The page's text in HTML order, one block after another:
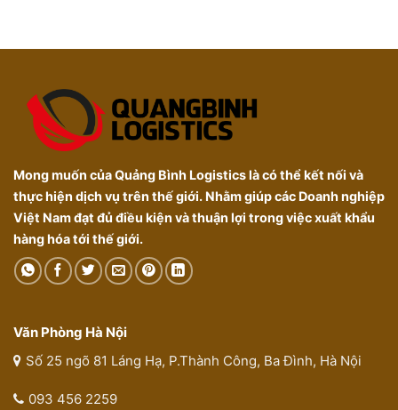
Mong muốn của Quảng Bình Logistics là có thể kết nối và
thực hiện dịch vụ trên thế giới. Nhằm giúp các Doanh nghiệp
Việt Nam đạt đủ điều kiện và thuận lợi trong việc xuất khẩu
hàng hóa tới thế giới.
Văn Phòng Hà Nội
Số 25 ngõ 81 Láng Hạ, P.Thành Công, Ba Đình, Hà Nội
093 456 2259